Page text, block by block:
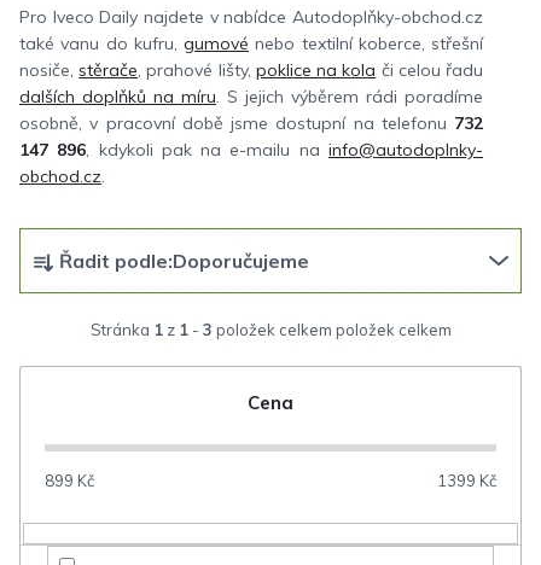
Pro Iveco Daily najdete v nabídce Autodoplňky-obchod.cz
také vanu do kufru, gumové nebo textilní koberce, střešní
nosiče,stěrače, prahové lišty, poklice na kola či celou řadu
dalších doplňků na míru. S jejich výběrem rádi poradíme
osobně, v pracovní době jsme dostupní na telefonu 732
147 896, kdykoli pak na e-mailu nainfo@autodoplnky-
obchod.cz.
Stránka 1z 1- 3 položek celkem
a
e
o
Řadit podle:Doporučujeme
Cena
899 Kč 1399 Kč